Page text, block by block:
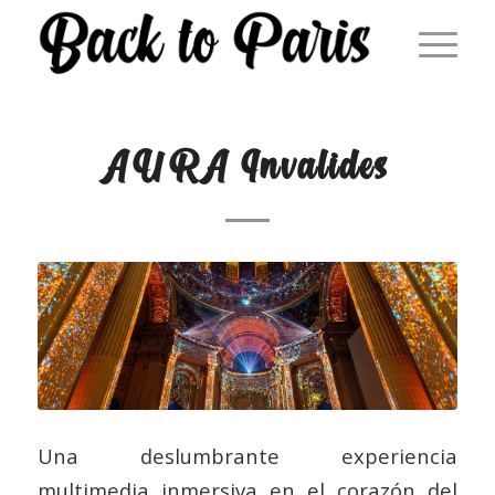
AURA Invalides
Una deslumbrante experiencia